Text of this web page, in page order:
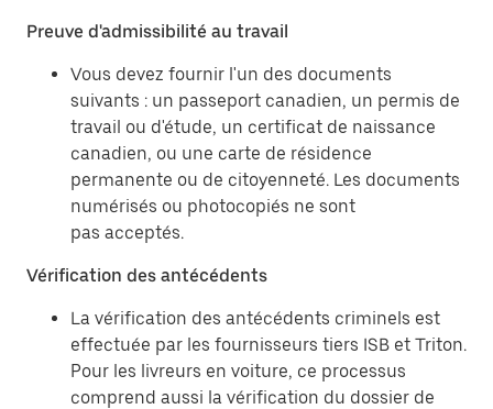
Preuve d'admissibilité au travail
Vous devez fournir l'un des documents
suivants : un passeport canadien, un permis de
travail ou d'étude, un certificat de naissance
canadien, ou une carte de résidence
permanente ou de citoyenneté. Les documents
numérisés ou photocopiés ne sont
pas acceptés.
Vérification des antécédents
La vérification des antécédents criminels est
effectuée par les fournisseurs tiers ISB et Triton.
Pour les livreurs en voiture, ce processus
comprend aussi la vérification du dossier de